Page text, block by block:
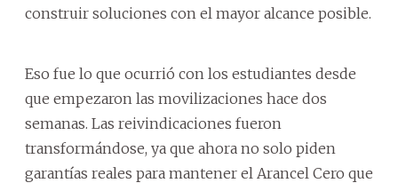
construir soluciones con el mayor alcance posible.
Eso fue lo que ocurrió con los estudiantes desde
que empezaron las movilizaciones hace dos
semanas. Las reivindicaciones fueron
transformándose, ya que ahora no solo piden
garantías reales para mantener el Arancel Cero que